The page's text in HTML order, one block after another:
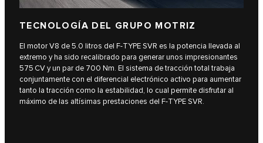
TECNOLOGÍA DEL GRUPO MOTRIZ
El motor V8 de 5.0 litros del F‑TYPE SVR es la potencia llevada al
extremo y ha sido recalibrado para generar unos impresionantes
575 CV y un par de 700 Nm. El sistema de tracción total trabaja
conjuntamente con el diferencial electrónico activo para aumentar
tanto la tracción como la estabilidad, lo cual permite disfrutar al
máximo de las altísimas prestaciones del F‑TYPE SVR.